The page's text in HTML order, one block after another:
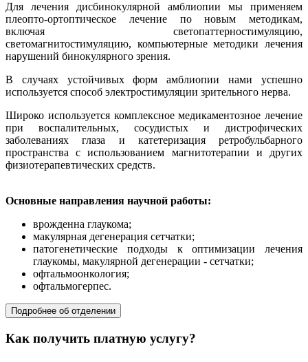
Для лечения дисбинокулярной амблиопии мы применяем
плеопто-ортоптическое лечение по новым методикам,
включая светопаттерностимуляцию,
светомагнитостимуляцию, компьютерные методики лечения
нарушений бинокулярного зрения.
В случаях устойчивых форм амблиопии нами успешно
используется способ электростимуляции зрительного нерва.
Широко используется комплексное медикаментозное лечение
при воспалительных, сосудистых и дистрофических
заболеваниях глаза и катетеризация ретробульбарного
пространства с использованием магнитотерапии и других
физиотерапевтических средств.
Основные направления научной работы:
врожденна глаукома;
макулярная дегенерация сетчатки;
патогенетические подходы к оптимизации лечения
глаукомы, макулярной дегенерации - сетчатки;
офтальмоонкология;
офтальмогерпес.
Подробнее об отделении
Как получить платную услугу?